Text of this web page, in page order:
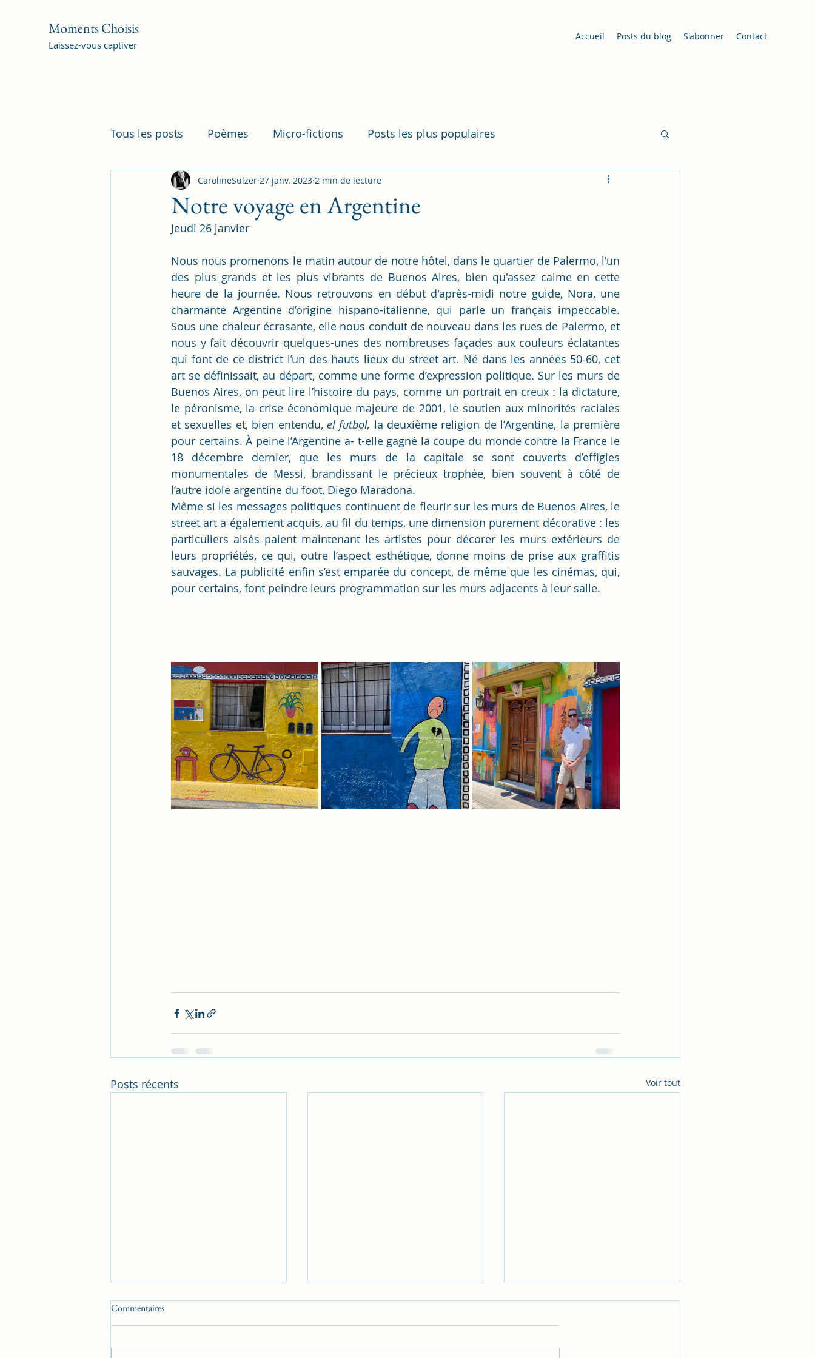
Moments Choisis
Laissez-vous captiver
Accueil Posts du blog S'abonner Contact
Tous les posts Poèmes Micro-fictions Posts les plus populaires
Notre voyage en Argentine
CarolineSulzer 27 janv. 2023 2 min de lecture
Jeudi 26 janvier
Nous nous promenons le matin autour de notre hôtel, dans le quartier de Palermo, l'un
des plus grands et les plus vibrants de Buenos Aires, bien qu'assez calme en cette
heure de la journée. Nous retrouvons en début d'après-midi notre guide, Nora, une
charmante Argentine d’origine hispano-italienne, qui parle un français impeccable.
Sous une chaleur écrasante, elle nous conduit de nouveau dans les rues de Palermo, et
nous y fait découvrir quelques-unes des nombreuses façades aux couleurs éclatantes
qui font de ce district l’un des hauts lieux du street art. Né dans les années 50-60, cet
art se définissait, au départ, comme une forme d’expression politique. Sur les murs de
Buenos Aires, on peut lire l’histoire du pays, comme un portrait en creux : la dictature,
le péronisme, la crise économique majeure de 2001, le soutien aux minorités raciales
et sexuelles et, bien entendu, el futbol, la deuxième religion de l’Argentine, la première
pour certains. À peine l’Argentine a- t-elle gagné la coupe du monde contre la France le
18 décembre dernier, que les murs de la capitale se sont couverts d’effigies
monumentales de Messi, brandissant le précieux trophée, bien souvent à côté de
l’autre idole argentine du foot, Diego Maradona.
Même si les messages politiques continuent de fleurir sur les murs de Buenos Aires, le
street art a également acquis, au fil du temps, une dimension purement décorative : les
particuliers aisés paient maintenant les artistes pour décorer les murs extérieurs de
leurs propriétés, ce qui, outre l’aspect esthétique, donne moins de prise aux graffitis
sauvages. La publicité enfin s’est emparée du concept, de même que les cinémas, qui,
pour certains, font peindre leurs programmation sur les murs adjacents à leur salle.
Posts récents Voir tout
Commentaires